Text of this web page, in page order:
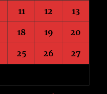
11 12 13
18 19 20
25 26 27